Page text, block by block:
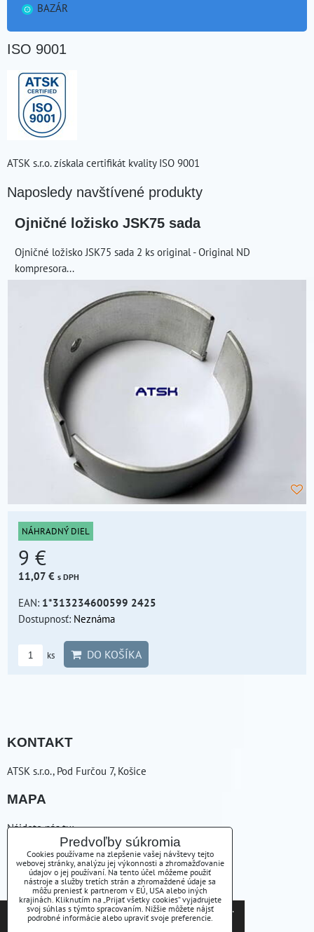
BAZÁR
ISO 9001
ATSK s.r.o. získala certifikát kvality ISO 9001
Naposledy navštívené produkty
Ojničné ložisko JSK75 sada
Ojničné ložisko JSK75 sada 2 ks original - Original ND
kompresora...
NÁHRADNÝ DIEL
9 €
11,07 € s DPH
EAN: 1*313234600599 2425
Dostupnosť: Neznáma
ks DO KOŠÍKA
KONTAKT
ATSK s.r.o., Pod Furčou 7, Košice
MAPA
Nájdete nás tu:
ZAVOLÁME VÁM SPÄŤ
+421556254223
atsk(@)atsk.sk
Predvoľby súkromia
Cookies používame na zlepšenie vašej návštevy tejto
webovej stránky, analýzu jej výkonnosti a zhromažďovanie
údajov o jej používaní. Na tento účel môžeme použiť
nástroje a služby tretích strán a zhromaždené údaje sa
môžu preniesť k partnerom v EÚ, USA alebo iných
krajinách. Kliknutím na „Prijať všetky cookies“ vyjadrujete
svoj súhlas s týmto spracovaním. Nižšie môžete nájsť
podrobné informácie alebo upraviť svoje preferencie.
Tieto internetové stránky používajú súbory cookies.
Bližšie informácie o použitých súboroch cookies a